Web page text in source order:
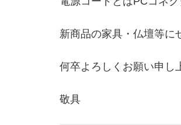
新商品の家具・仏壇等に
何卒よろしくお願い申し
敬具